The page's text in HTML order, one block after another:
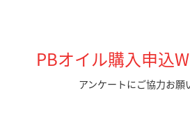
PBオイル購入申込
アンケートにご協力お願